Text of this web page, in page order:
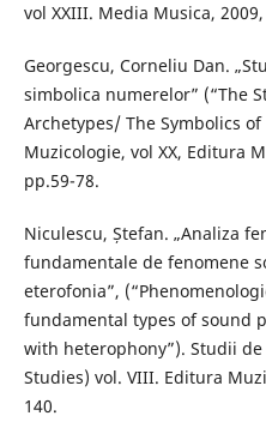
vol XXIII. Media Musica,
Georgescu, Corneliu Dan.
simbolica numerelor” (“The
Archetypes/ The Symbolics
Muzicologie, vol XX, Editura
pp.59-78.
Niculescu, Ștefan. „Analiza
fundamentale de fenomene
eterofonia”,
fundamental types of sound
with heterophony”). Studii
Studies) vol. VIII. Editura
140.